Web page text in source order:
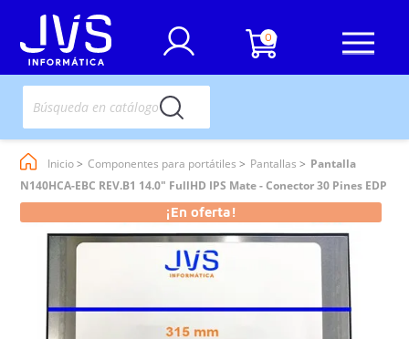
0
Inicio Componentes para portátiles Pantallas
Pantalla
N140HCA-EBC REV.B1 14.0" FullHD IPS Mate - Conector 30 Pines EDP
¡En oferta!